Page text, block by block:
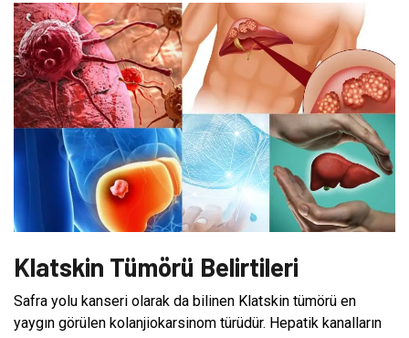
Klatskin Tümörü Belirtileri
Safra yolu kanseri olarak da bilinen Klatskin tümörü en
yaygın görülen kolanjiokarsinom türüdür. Hepatik kanalların